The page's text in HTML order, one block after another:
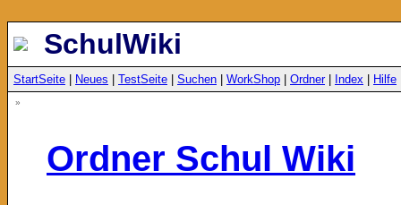
SchulWiki
StartSeite Neues TestSeite Suchen WorkShop Ordner| Index Hilfe
»
Ordner Schul Wiki